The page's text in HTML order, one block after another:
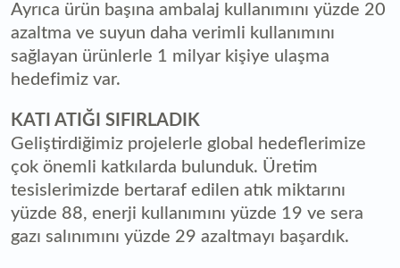
Ayrıca ürün başına ambalaj kullanımını yüzde 20
azaltma ve suyun daha verimli kullanımını
sağlayan ürünlerle 1 milyar kişiye ulaşma
hedefimiz var.
KATI ATIĞI SIFIRLADIK
Geliştirdiğimiz projelerle global hedeflerimize
çok önemli katkılarda bulunduk. Üretim
tesislerimizde bertaraf edilen atık miktarını
yüzde 88, enerji kullanımını yüzde 19 ve sera
gazı salınımını yüzde 29 azaltmayı başardık.